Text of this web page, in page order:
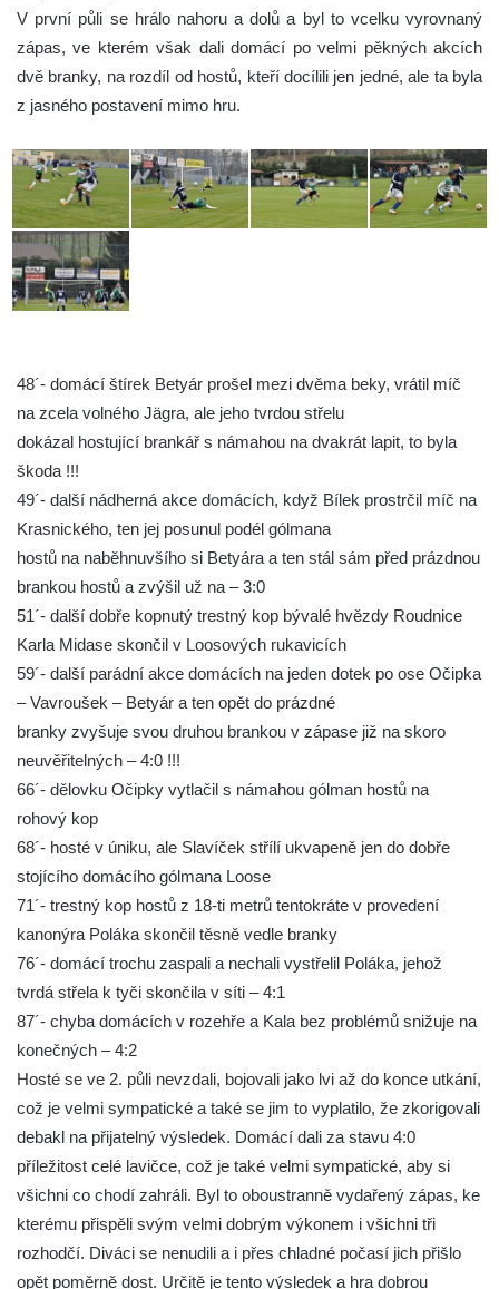
V první půli se hrálo nahoru a dolů a byl to vcelku vyrovnaný
zápas, ve kterém však dali domácí po velmi pěkných akcích
dvě branky, na rozdíl od hostů, kteří docílili jen jedné, ale ta byla
z jasného postavení mimo hru.
48´- domácí štírek Betyár prošel mezi dvěma beky, vrátil míč
na zcela volného Jägra, ale jeho tvrdou střelu
dokázal hostující brankář s námahou na dvakrát lapit, to byla
škoda !!!
49´- další nádherná akce domácích, když Bílek prostrčil míč na
Krasnického, ten jej posunul podél gólmana
hostů na naběhnuvšího si Betyára a ten stál sám před prázdnou
brankou hostů a zvýšil už na – 3:0
51´- další dobře kopnutý trestný kop bývalé hvězdy Roudnice
Karla Midase skončil v Loosových rukavicích
59´- další parádní akce domácích na jeden dotek po ose Očipka
– Vavroušek – Betyár a ten opět do prázdné
branky zvyšuje svou druhou brankou v zápase již na skoro
neuvěřitelných – 4:0 !!!
66´- dělovku Očipky vytlačil s námahou gólman hostů na
rohový kop
68´- hosté v úniku, ale Slavíček střílí ukvapeně jen do dobře
stojícího domácího gólmana Loose
71´- trestný kop hostů z 18-ti metrů tentokráte v provedení
kanonýra Poláka skončil těsně vedle branky
76´- domácí trochu zaspali a nechali vystřelil Poláka, jehož
tvrdá střela k tyči skončila v síti – 4:1
87´- chyba domácích v rozehře a Kala bez problémů snižuje na
konečných – 4:2
Hosté se ve 2. půli nevzdali, bojovali jako lvi až do konce utkání,
což je velmi sympatické a také se jim to vyplatilo, že zkorigovali
debakl na přijatelný výsledek. Domácí dali za stavu 4:0
příležitost celé lavičce, což je také velmi sympatické, aby si
všichni co chodí zahráli. Byl to oboustranně vydařený zápas, ke
kterému přispěli svým velmi dobrým výkonem i všichni tři
rozhodčí. Diváci se nenudili a i přes chladné počasí jich přišlo
opět poměrně dost. Určitě je tento výsledek a hra dobrou